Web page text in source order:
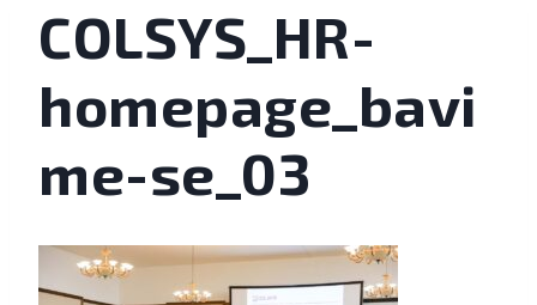
COLSYS_HR-
homepage_bavi
me-se_03